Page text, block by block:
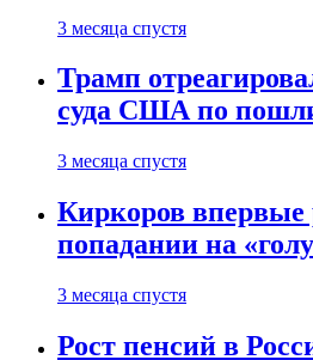
3 месяца спустя
Трамп
суда США по
3 месяца спустя
Киркоров впервые
попадании на
3 месяца спустя
Рост пенсий в